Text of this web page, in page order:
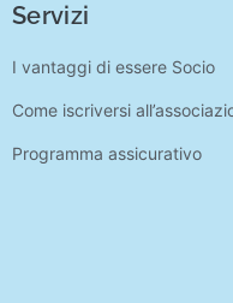
Servizi
I vantaggi di essere Socio
Come iscriversi
Programma assicurativo